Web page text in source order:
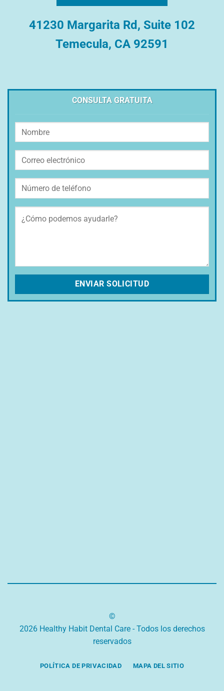
41230 Margarita Rd, Suite 102
Temecula, CA 92591
CONSULTA GRATUITA
©
2026 Healthy Habit Dental Care - Todos los derechos
reservados
POLÍTICA DE PRIVACIDAD MAPA DEL SITIO